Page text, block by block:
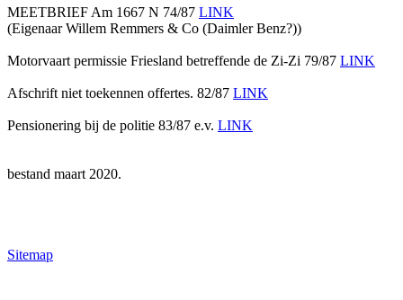
MEETBRIEF Am 1667 N 74/87 LINK
(Eigenaar Willem Remmers & Co (Daimler Benz?))
Motorvaart permissie Friesland betreffende de Zi-Zi 79/87 LINK
Afschrift niet toekennen offertes. 82/87 LINK
Pensionering bij de politie 83/87 e.v. LINK
bestand maart 2020.
Sitemap